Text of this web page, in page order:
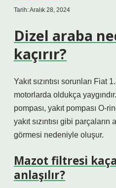
Tarih: Aralık 28, 2024
Dizel araba
kaçırır?
Yakıt sızıntısı sorunları Fiat
motorlarda oldukça
pompası, yakıt pompası O-
yakıt sızıntısı gibi
görmesi nedeniyle oluşur.
Mazot filtresi
anlaşılır?